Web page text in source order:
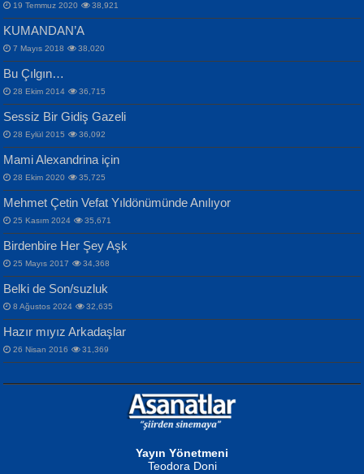
İPEK ACAR SERT
Gazze’nin Şecaati, Ümmetin İmtihanı...
MAHMUT GÜRBÜZ
İbrahim Olmak ve Bitirebilmek...
NURAN KÖSE BAYDAR
Selahattin Yıldız
İdrakimle Üşürken...
Songül Özel
Mahzen...
Ben Deniz Değilim ki...
ERDEM BAYAZIT
Sana, Bana, Vatanıma, Ülkemin
İnsanlarına Dair...
NAZIM HİKMET RAN
Bir Cezaevinde, Tecritteki Adamın
Mektupları...
19 Temmuz 2020 38,921
KUMANDAN’A
7 Mayıs 2018 38,020
Bu Çılgın…
28 Ekim 2014 36,715
Sessiz Bir Gidiş Gazeli
28 Eylül 2015 36,092
Mami Alexandrina için
28 Ekim 2020 35,725
Mehmet Çetin Vefat Yıldönümünde Anılıyor
25 Kasım 2024 35,671
Birdenbire Her Şey Aşk
25 Mayıs 2017 34,368
Belki de Son/suzluk
8 Ağustos 2024 32,635
Hazır mıyız Arkadaşlar
26 Nisan 2016 31,369
Yayın Yönetmeni
Teodora Doni